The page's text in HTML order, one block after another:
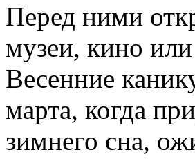
Перед ними
музеи, кино
Весенние
марта, когда
зимнего сна,